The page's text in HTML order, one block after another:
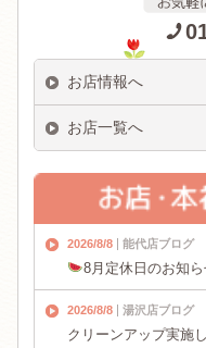
お店情報へ
お店一覧へ
2026/8/8 能代店ブログ
8月定休日のお知
2026/8/8 湯沢店ブログ
クリーンアップ実施